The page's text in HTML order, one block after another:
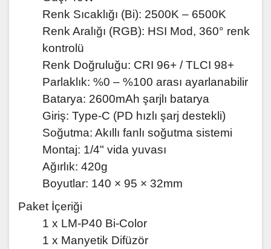
Renk Sıcaklığı (Bi): 2500K – 6500K
Renk Aralığı (RGB): HSI Mod, 360° renk
kontrolü
Renk Doğruluğu: CRI 96+ / TLCI 98+
Parlaklık: %0 – %100 arası ayarlanabilir
Batarya: 2600mAh şarjlı batarya
Giriş: Type-C (PD hızlı şarj destekli)
Soğutma: Akıllı fanlı soğutma sistemi
Montaj: 1/4" vida yuvası
Ağırlık: 420g
Boyutlar: 140 × 95 × 32mm
Paket İçeriği
1 x LM-P40 Bi-Color
1 x Manyetik Difüzör